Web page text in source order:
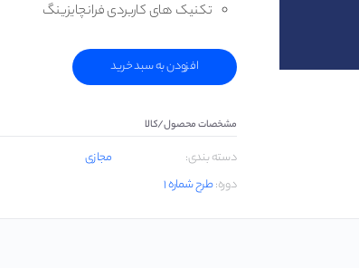
تکنیک های کاربردی فرانچایزینگ
افزودن به سبد خرید
مشخصات محصول/کالا
دسته بندی:
مجازی
دوره:طرح شماره ۱